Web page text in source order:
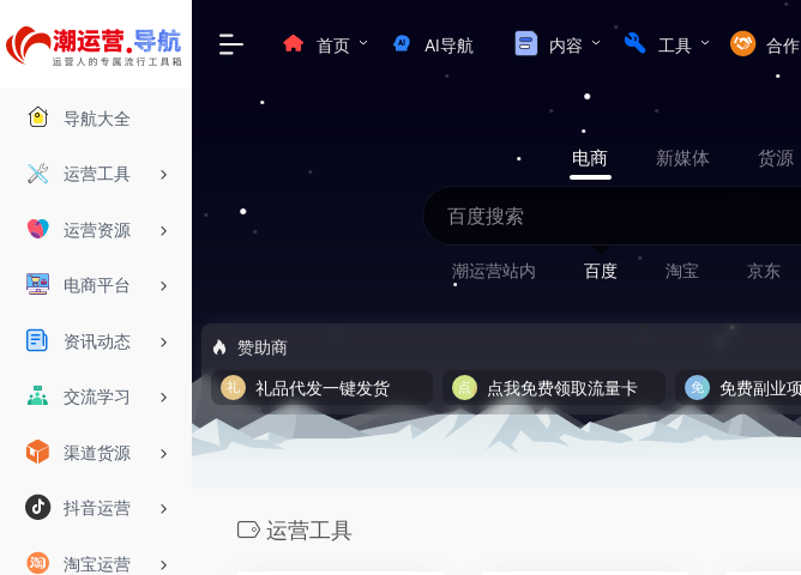
导航大全
运营工具
运营资源
电商平台
资讯动态
交流学习
渠道货源
抖音运营
淘宝运营
首页 AI导航 内容 工具 合作
电商 新媒体 货源
潮运营站内 百度 淘宝 京东
赞助商
礼品代发一键发货
点我免费领取流量卡
运营工具